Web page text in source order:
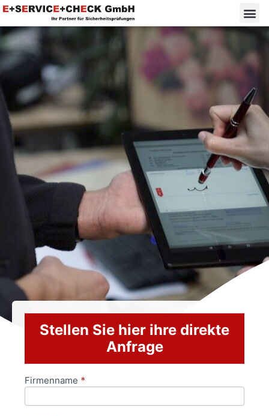
Stellen Sie hier ihre direkte
Anfrage
Anfrageformular
Firmenname *